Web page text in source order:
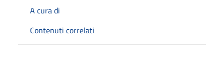
A cura di
Contenuti correlati